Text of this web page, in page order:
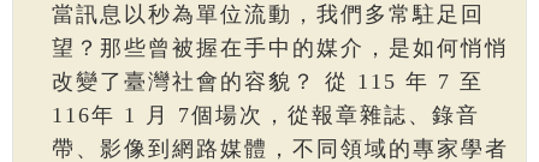
當訊息以秒為單位流動，我們多常駐足回
望？那些曾被握在手中的媒介，是如何悄悄
改變了臺灣社會的容貌？ 從 115 年 7 至
116年 1 月 7個場次，從報章雜誌、錄音
帶、影像到網路媒體，不同領域的專家學者